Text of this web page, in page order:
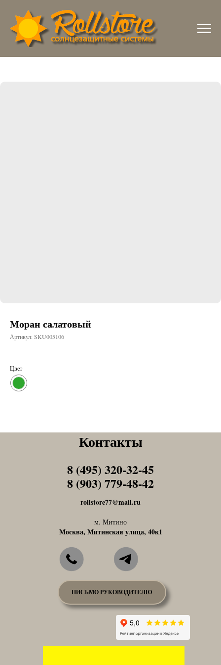
Моран салатовый
Артикул: SKU005106
Цвет
Контакты
rollstore77@mail.ru
м. Митино
Москва, Митинская улица, 40к1
8 (495) 320-32-45
8 (903) 779-48-42
Tel1
Tel1
ПИСЬМО РУКОВОДИТЕЛЮ